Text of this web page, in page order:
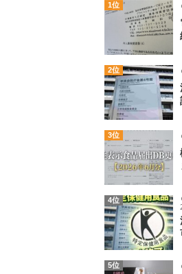
1位
2位
3位
4位
5位